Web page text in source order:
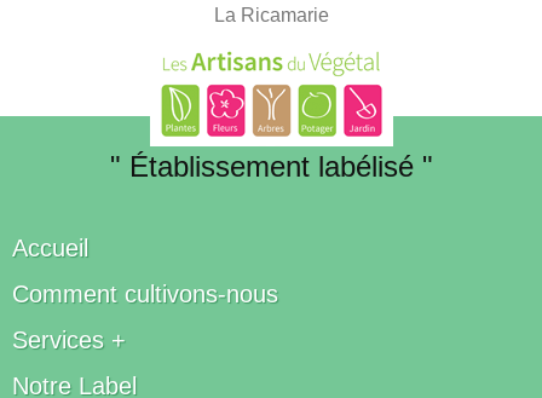
La Ricamarie
" Établissement labélisé "
Accueil
Comment cultivons-nous
Services +
Notre Label